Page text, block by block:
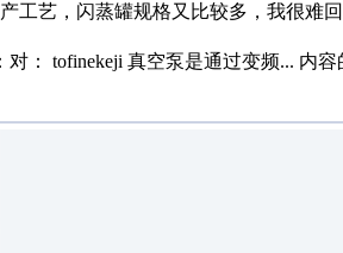
工艺，闪蒸罐规格又比较多，我很难
对： tofinekeji 真空泵是通过变频... 内容